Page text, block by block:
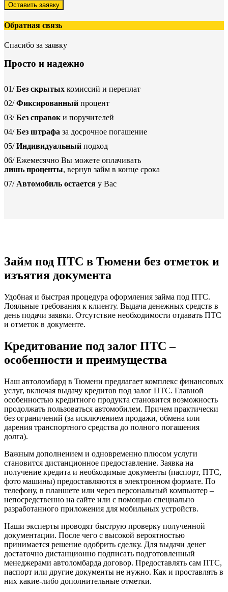
Оставить заявку
Обратная связь
Спасибо за заявку
Просто и надежно
01/ Без скрытых комиссий и переплат
02/ Фиксированный процент
03/ Без справок и поручителей
04/ Без штрафа за досрочное погашение
05/ Индивидуальный подход
06/Ежемесячно Вы можете оплачивать
лишь проценты, вернув займ в конце срока
07/ Автомобиль остается у Вас
Займ под ПТС в Тюмени без отметок и
изъятия документа
Удобная и быстрая процедура оформления займа под ПТС.
Лояльные требования к клиенту. Выдача денежных средств в
день подачи заявки. Отсутствие необходимости отдавать ПТС
и отметок в документе.
Кредитование под залог ПТС –
особенности и преимущества
Наш автоломбард в Тюмени предлагает комплекс финансовых
услуг, включая выдачу кредитов под залог ПТС. Главной
особенностью кредитного продукта становится возможность
продолжать пользоваться автомобилем. Причем практически
без ограничений (за исключением продажи, обмена или
дарения транспортного средства до полного погашения
долга).
Важным дополнением и одновременно плюсом услуги
становится дистанционное предоставление. Заявка на
получение кредита и необходимые документы (паспорт, ПТС,
фото машины) предоставляются в электронном формате. По
телефону, в планшете или через персональный компьютер –
непосредственно на сайте или с помощью специально
разработанного приложения для мобильных устройств.
Наши эксперты проводят быструю проверку полученной
документации. После чего с высокой вероятностью
принимается решение одобрить сделку. Для выдачи денег
достаточно дистанционно подписать подготовленный
менеджерами автоломбарда договор. Предоставлять сам ПТС,
паспорт или другие документы не нужно. Как и проставлять в
них какие-либо дополнительные отметки.